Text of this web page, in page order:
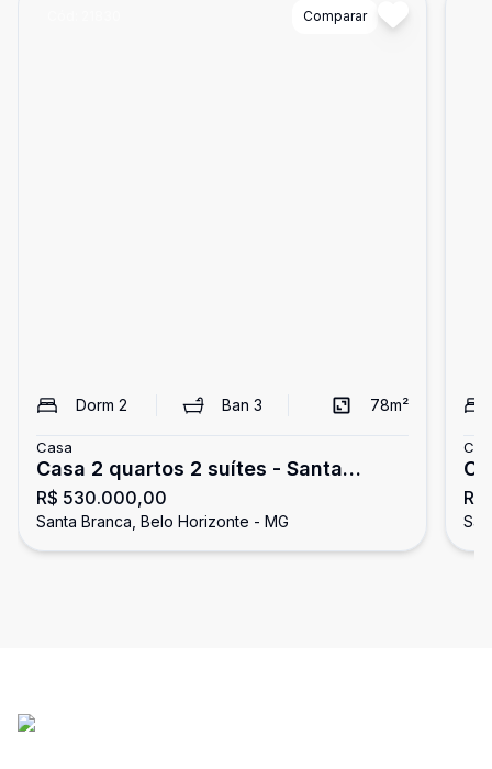
Comparar
Dorm 2 Ban3 78m²
Casa
Casa 2 quartos 2 suítes - Santa
Branca
R$ 530.000,00
Santa Branca, Belo Horizonte - MG